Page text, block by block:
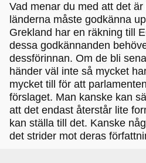
Vad menar du med att det
länderna måste godkänna
Grekland har en räkning till
dessa godkännanden
dessförinnan. Om de bli
händer väl inte så mycket
mycket till för att
förslaget. Man kanske kan
att det endast återstår lite
kan ställa till det. Kanske
det strider mot deras